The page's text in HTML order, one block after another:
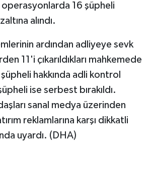
16 şüpheli
alındı.
ardından adliyeye sevk
11'i çıkarıldıkları mahkemede
hakkında adli kontrol
ise serbest bırakıldı.
sanal medya üzerinden
reklamlarına karşı dikkatli
uyardı. (DHA)